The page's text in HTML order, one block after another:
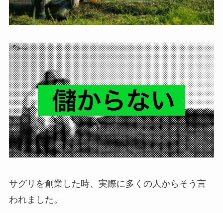
サグリを創業した時、実際に多くの人からそう言
われました。